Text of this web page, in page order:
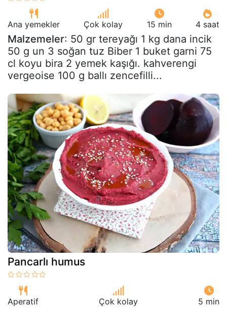
Ana yemekler Çok kolay 15 min 4 saat
Malzemeler: 50 gr tereyağı 1 kg dana incik
50 g un 3 soğan tuz Biber 1 buket garni 75
cl koyu bira 2 yemek kaşığı. kahverengi
vergeoise 100 g ballı zencefilli...
Pancarlı humus
Aperatif Çok kolay 5 min